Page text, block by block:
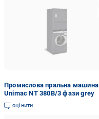
Промислова пральна машина
Unimac NT 380В/3 фази grey
оцінити